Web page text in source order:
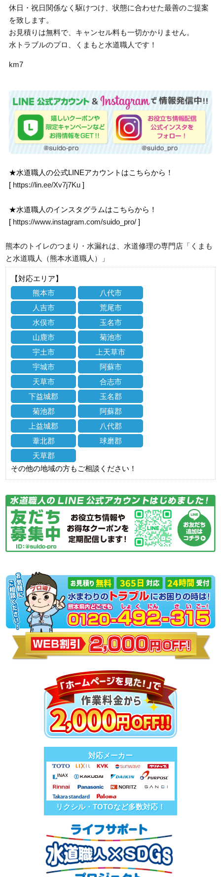
休日・祝日関係なく駆けつけ、状態に合わせた最善のご提案
を致します。
お見積りは無料で、キャンセル料も一切かかりません。
水トラブルのプロ、くまもと水道職人です！
km7
★水道職人の公式LINEアカウントはこちらから！
[ https://lin.ee/Xv7j7Ku ]
★水道職人のインスタグラムはこちらから！
[ https://www.instagram.com/suido_pro/ ]
熊本のトイレのつまり・水漏れは、水道修理の専門店「くまも
と水道職人（熊本水道職人）」
【対応エリア】
熊本市
八代市
人吉市
荒尾市
水俣市
玉名市
山鹿市
菊池市
宇土市
上天草市
宇城市
阿蘇市
天草市
合志市
下益城郡
玉名郡
菊池郡
阿蘇郡
上益城郡
八代郡
葦北郡
球磨郡
天草郡
その他の地域の方もご相談ください！
対応メーカー
リクシル・TOTOなど多数対応！